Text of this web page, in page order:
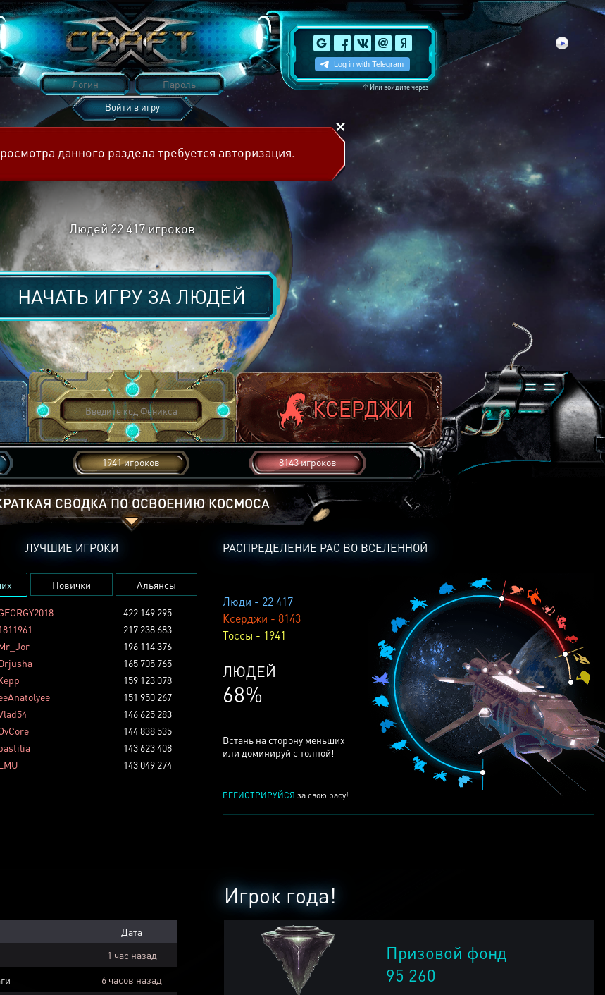
↑Или войдите через
Войти в игру
данного раздела требуется авторизация.
Людей 22 417игроков
НАЧАТЬ ИГРУ ЗАЛЮДЕЙ
1941 игроков 8143 игроков
СВОДКА ПО ОСВОЕНИЮ КОСМОСА
РАСПРЕДЕЛЕНИЕ РАС ВО ВСЕЛЕННОЙ
Люди - 22 417
Ксерджи - 8143
Тоссы - 1941
КСЕРДЖЕЙ
25%
Встань на сторону меньших
или доминируй с толпой!
РЕГИСТРИРУЙСЯ за свою расу!
ЛУЧШИЕ ИГРОКИ
Новички Альянсы
422 149 295
217 238 683
196 114 376
165 705 765
159 123 078
151 950 267
146 625 283
144 838 535
143 623 408
143 049 274
Игрок года!
Призовой фонд
95 260
Дата
1 час назад
6 часов назад